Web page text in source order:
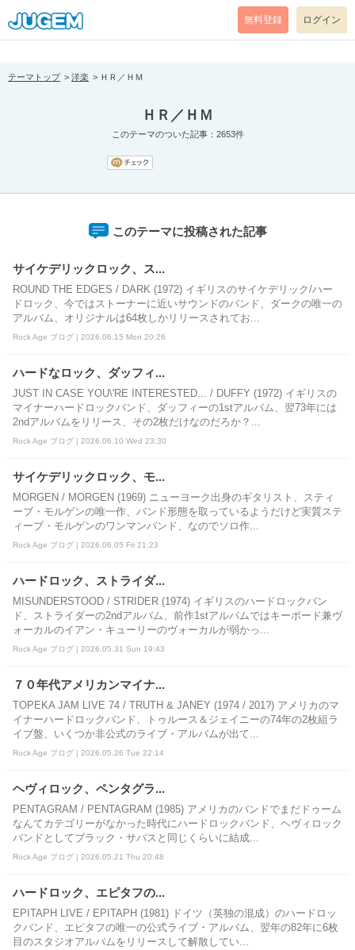
[pear_error: message="Success" code=0 mode=return level=notice
prefix="" info=""]
無料登録 ログイン
テーマトップ 洋楽 ＨＲ／ＨＭ
ＨＲ／ＨＭ
このテーマのついた記事：2653件
このテーマに投稿された記事
サイケデリックロック、ス...
ROUND THE EDGES / DARK (1972) イギリスのサイケデリック/ハー
ドロック、今ではストーナーに近いサウンドのバンド、ダークの唯一の
アルバム、オリジナルは64枚しかリリースされてお...
Rock Age ブログ | 2026.06.15 Mon 20:26
ハードなロック、ダッフィ...
JUST IN CASE YOU\'RE INTERESTED... / DUFFY (1972) イギリスの
マイナーハードロックバンド、ダッフィーの1stアルバム、翌73年には
2ndアルバムをリリース、その2枚だけなのだろか？...
Rock Age ブログ | 2026.06.10 Wed 23:30
サイケデリックロック、モ...
MORGEN / MORGEN (1969) ニューヨーク出身のギタリスト、スティ
ーブ・モルゲンの唯一作、バンド形態を取っているようだけど実質ステ
ィーブ・モルゲンのワンマンバンド、なのでソロ作...
Rock Age ブログ | 2026.06.05 Fri 21:23
ハードロック、ストライダ...
MISUNDERSTOOD / STRIDER (1974) イギリスのハードロックバン
ド、ストライダーの2ndアルバム、前作1stアルバムではキーボード兼ヴ
ォーカルのイアン・キューリーのヴォーカルが弱かっ...
Rock Age ブログ | 2026.05.31 Sun 19:43
７０年代アメリカンマイナ...
TOPEKA JAM LIVE 74 / TRUTH & JANEY (1974 / 201?) アメリカのマ
イナーハードロックバンド、トゥルース＆ジェイニーの74年の2枚組ラ
イブ盤、いくつか非公式のライブ・アルバムが出て...
Rock Age ブログ | 2026.05.26 Tue 22:14
ヘヴィロック、ペンタグラ...
PENTAGRAM / PENTAGRAM (1985) アメリカのバンドでまだドゥーム
なんてカテゴリーがなかった時代にハードロックバンド、ヘヴィロック
バンドとしてブラック・サバスと同じくらいに結成...
Rock Age ブログ | 2026.05.21 Thu 20:48
ハードロック、エピタフの...
EPITAPH LIVE / EPITAPH (1981) ドイツ（英独の混成）のハードロッ
クバンド、エピタフの唯一の公式ライブ・アルバム、翌年の82年に6枚
目のスタジオアルバムをリリースして解散してい...